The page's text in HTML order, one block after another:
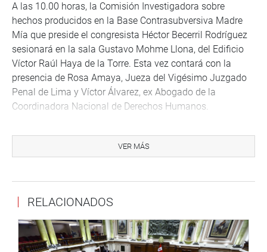
A las 10.00 horas, la Comisión Investigadora sobre
hechos producidos en la Base Contrasubversiva Madre
Mía que preside el congresista Héctor Becerril Rodríguez
sesionará en la sala Gustavo Mohme Llona, del Edificio
Víctor Raúl Haya de la Torre. Esta vez contará con la
presencia de Rosa Amaya, Jueza del Vigésimo Juzgado
Penal de Lima y Víctor Álvarez, ex Abogado de la
Coordinadora Nacional de Derechos Humanos.
la Comisión Educación, Juventud y Deporte sesionarán en
conjunto de manera extraordinaria en el Hemiciclo Raúl
Balbuena y el ministro de Educación, Daniel Alfaro
Lugar de la Memoria, Tolerancia y la Inclusión Social
(LUM) y las presuntas evidencias de apología al
VER MÁS
RELACIONADOS